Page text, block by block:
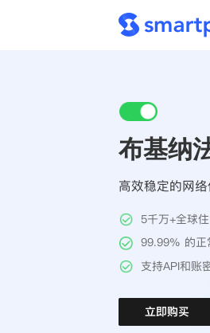
布基纳
高效稳定的网
5千万+全球
99.99% 的正
支持API和账
立即购买